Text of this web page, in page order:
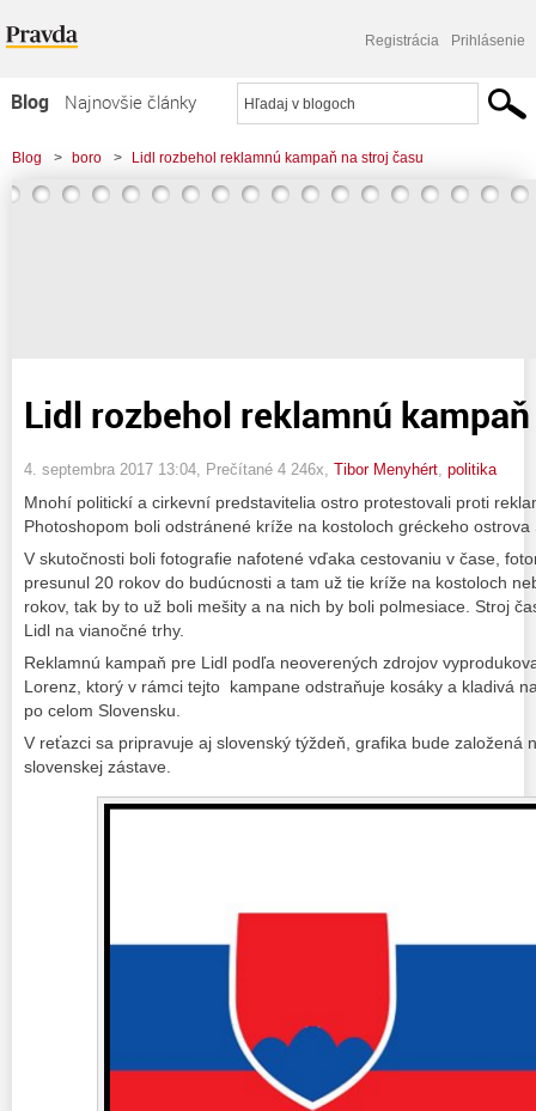
Registrácia Prihlásenie
Blog
Najnovšie články
Najčítanejšie články
Najkomentovanejšie články
Blog > boro > Lidl rozbehol reklamnú kampaň na stroj času
Lidl rozbehol reklamnú
4. septembra 2017 13:04 , Prečítané 4 246x, Tibor Menyhért politika
Mnohí politickí a cirkevní predstavitelia ostro protestovali proti
Photoshopom boli odstránené kríže na kostoloch gréckeho ostrova
V skutočnosti boli fotografie nafotené vďaka cestovaniu v čase,
presunul 20 rokov do budúcnosti a tam už tie kríže na kostoloch
rokov, tak by to už boli mešity a na nich by boli polmesiace. Stroj
Lidl na vianočné trhy.
Reklamnú kampaň pre Lidl podľa neoverených zdrojov
Lorenz, ktorý v rámci tejto kampane odstraňuje kosáky a kladivá
po celom Slovensku.
V reťazci sa pripravuje aj slovenský týždeň, grafika bude založená
slovenskej zástave.